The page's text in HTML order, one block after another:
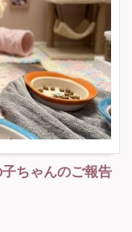
ちゃんのご報告